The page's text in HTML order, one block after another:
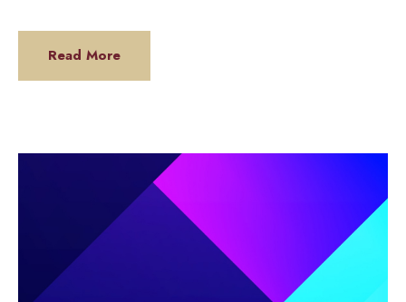
Read More